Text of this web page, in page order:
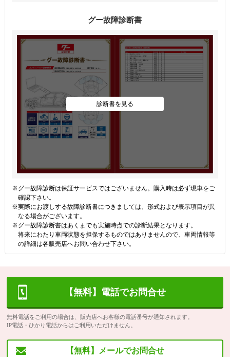
グー故障診断書
診断書を見る
※グー故障診断は保証サービスではございません。購入時は必ず現車をご
確認下さい。
※実際にお渡しする故障診断書につきましては、形式および表示項目が異
なる場合がございます。
※グー故障診断書はあくまでも実施時点での診断結果となります。
将来にわたり車両状態を担保するものではありませんので、車両情報等
の詳細は各販売店へお問い合わせ下さい。
【無料】電話でお問合せ
無料電話をご利用の場合は、販売店へお客様の電話番号が通知されます。
IP電話・ひかり電話からはご利用いただけません。
【無料】メールでお問合せ